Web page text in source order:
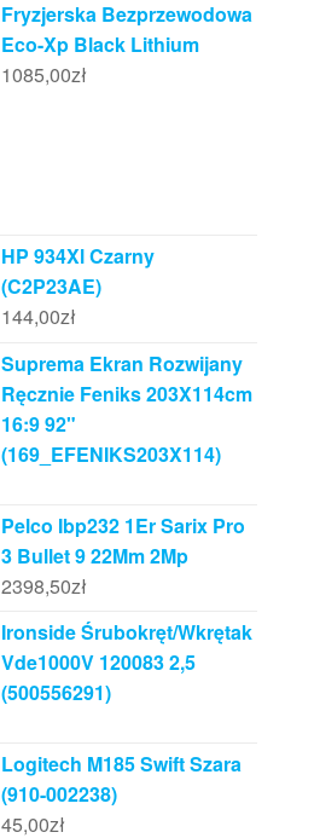
Fryzjerska Bezprzewodowa
Eco-Xp Black Lithium
1085,00zł
HP 934Xl Czarny
(C2P23AE)
144,00zł
Suprema Ekran Rozwijany
Ręcznie Feniks 203X114cm
16:9 92"
(169_EFENIKS203X114)
Pelco Ibp232 1Er Sarix Pro
3 Bullet 9 22Mm 2Mp
2398,50zł
Ironside Śrubokręt/Wkrętak
Vde1000V 120083 2,5
(500556291)
Logitech M185 Swift Szara
(910-002238)
45,00zł